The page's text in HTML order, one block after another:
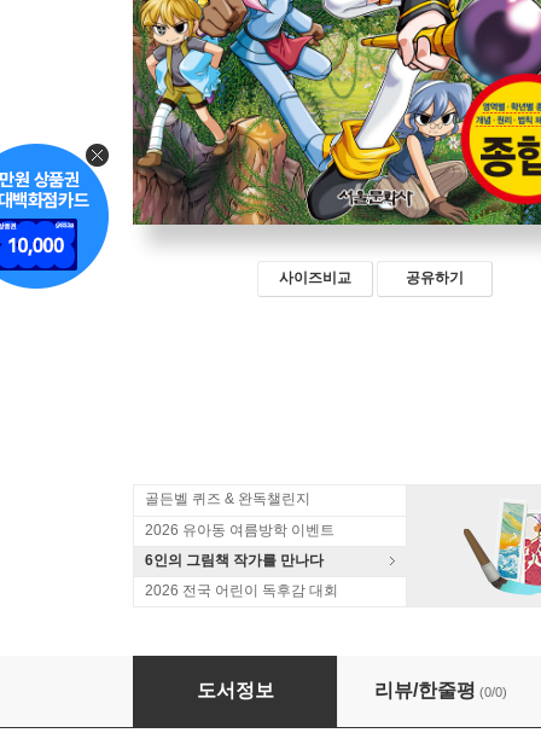
사이즈비교 공유하기
골든벨 퀴즈 & 완독챌린지
2026 유아동 여름방학 이벤트
6인의 그림책 작가를 만나다
2026 전국 어린이 독후감 대회
수학도둑 67
도서정보 리뷰/한줄평 (0/0)